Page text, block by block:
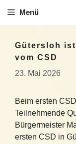
Inhalt
Menü
Gütersloh
vom CSD
23. Mai 2026
Beim ersten
Teilnehmende
Bürgermeister
ersten CSD in